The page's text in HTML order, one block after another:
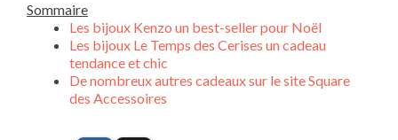
Sommaire
Les bijoux Kenzo un best-seller pour Noël
Les bijoux Le Temps des Cerises un cadeau
tendance et chic
De nombreux autres cadeaux sur le site Square
des Accessoires